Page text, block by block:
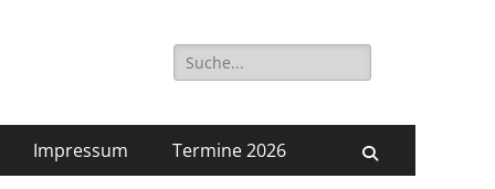
Süd e.V.
Suchen
nach:
Impressum Termine 2026